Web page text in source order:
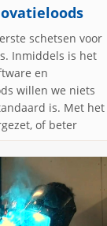
schetsen voor
Inmiddels is het
en
willen we niets
is. Met het
of beter